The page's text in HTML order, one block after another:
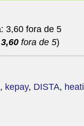
3,60 fora de 5)
, kepay, DISTA, heati